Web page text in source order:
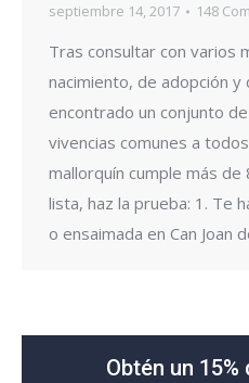
septiembre 14, 2017
148
Tras consultar con varios
nacimiento, de adopción
encontrado un conjunto
vivencias comunes a
mallorquín cumple más
lista, haz la prueba: 1. Te
o ensaimada en Can Joan
Obtén un